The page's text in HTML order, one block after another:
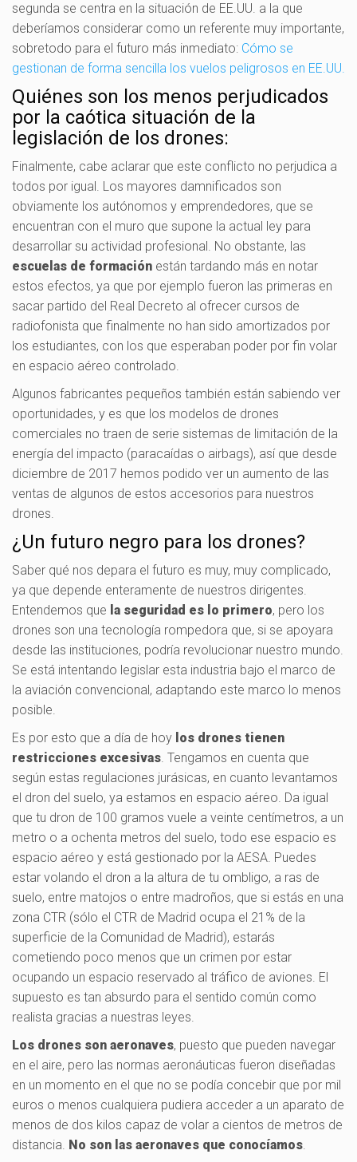
segunda se centra en la situación de EE.UU. a la que
deberíamos considerar como un referente muy importante,
sobretodo para el futuro más inmediato: Cómo se
gestionan de forma sencilla los vuelos peligrosos en EE.UU.
Quiénes son los menos perjudicados
por la caótica situación de la
legislación de los drones:
Finalmente, cabe aclarar que este conflicto no perjudica a
todos por igual. Los mayores damnificados son
obviamente los autónomos y emprendedores, que se
encuentran con el muro que supone la actual ley para
desarrollar su actividad profesional. No obstante, las
escuelas de formación están tardando más en notar
estos efectos, ya que por ejemplo fueron las primeras en
sacar partido del Real Decreto al ofrecer cursos de
radiofonista que finalmente no han sido amortizados por
los estudiantes, con los que esperaban poder por fin volar
en espacio aéreo controlado.
Algunos fabricantes pequeños también están sabiendo ver
oportunidades, y es que los modelos de drones
comerciales no traen de serie sistemas de limitación de la
energía del impacto (paracaídas o airbags), así que desde
diciembre de 2017 hemos podido ver un aumento de las
ventas de algunos de estos accesorios para nuestros
drones.
¿Un futuro negro para los drones?
Saber qué nos depara el futuro es muy, muy complicado,
ya que depende enteramente de nuestros dirigentes.
Entendemos que la seguridad es lo primero, pero los
drones son una tecnología rompedora que, si se apoyara
desde las instituciones, podría revolucionar nuestro mundo.
Se está intentando legislar esta industria bajo el marco de
la aviación convencional, adaptando este marco lo menos
posible.
Es por esto que a día de hoy los drones tienen
restricciones excesivas. Tengamos en cuenta que
según estas regulaciones jurásicas, en cuanto levantamos
el dron del suelo, ya estamos en espacio aéreo. Da igual
que tu dron de 100 gramos vuele a veinte centímetros, a un
metro o a ochenta metros del suelo, todo ese espacio es
espacio aéreo y está gestionado por la AESA. Puedes
estar volando el dron a la altura de tu ombligo, a ras de
suelo, entre matojos o entre madroños, que si estás en una
zona CTR (sólo el CTR de Madrid ocupa el 21% de la
superficie de la Comunidad de Madrid), estarás
cometiendo poco menos que un crimen por estar
ocupando un espacio reservado al tráfico de aviones. El
supuesto es tan absurdo para el sentido común como
realista gracias a nuestras leyes.
Los drones son aeronaves, puesto que pueden navegar
en el aire, pero las normas aeronáuticas fueron diseñadas
en un momento en el que no se podía concebir que por mil
euros o menos cualquiera pudiera acceder a un aparato de
menos de dos kilos capaz de volar a cientos de metros de
distancia. No son las aeronaves que conocíamos.